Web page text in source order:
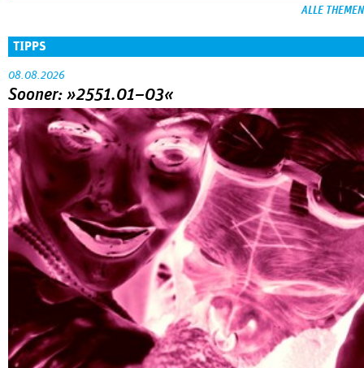
ALLE THEMEN
TIPPS
08.08.2026
Sooner: »2551.01–03«